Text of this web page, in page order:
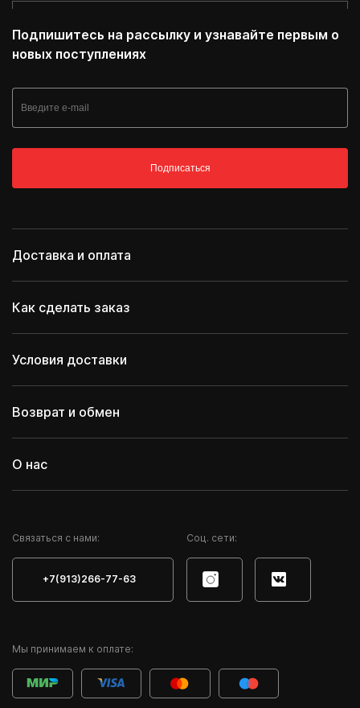
Подпишитесь на рассылку и узнавайте первым о
новых поступлениях
Подписаться
Доставка и оплата
Как сделать заказ
Условия доставки
Возврат и обмен
О нас
Мы принимаем к оплате:
Cвязаться с нами:
+7(913)266-77-63
Соц. сети: